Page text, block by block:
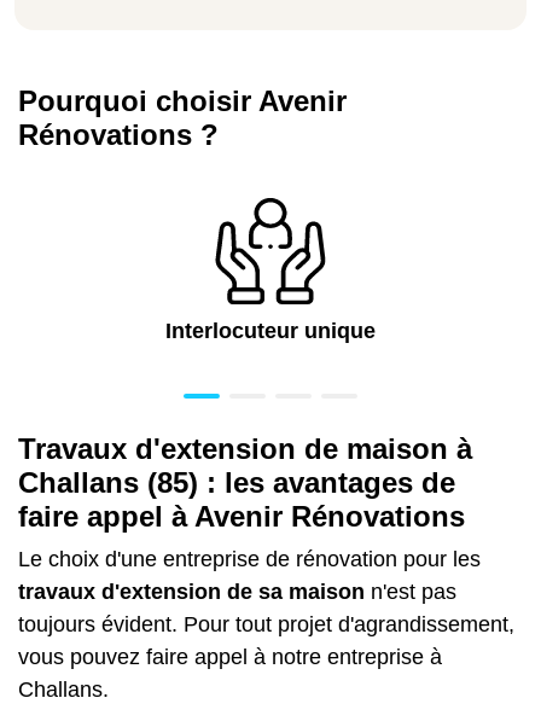
Pourquoi choisir Avenir
Rénovations ?
Interlocuteur unique
Travaux d'extension de maison à
Challans (85) : les avantages de
faire appel à Avenir Rénovations
Le choix d'une entreprise de rénovation pour les
travaux d'extension de sa maison n'est pas
toujours évident. Pour tout projet d'agrandissement,
vous pouvez faire appel à notre entreprise à
Challans.